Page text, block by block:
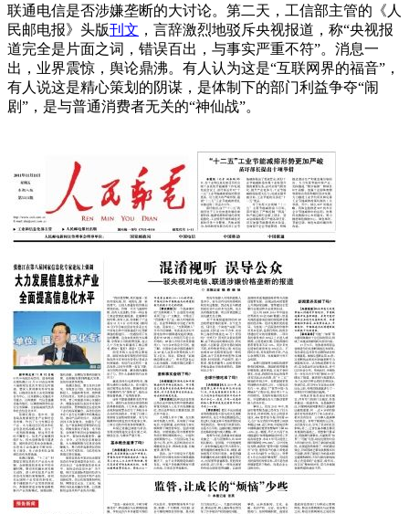
联通电信是否涉嫌垄断的大讨论。第二天，工信部主管的《人
民邮电报》头版刊文 ，言辞激烈地驳斥央视报道，称“央视报
道完全是片面之词，错误百出，与事实严重不符”。消息一
出，业界震惊，舆论鼎沸。有人认为这是“互联网界的福音”，
有人说这是精心策划的阴谋，是体制下的部门利益争夺“闹
剧”，是与普通消费者无关的“神仙战”。